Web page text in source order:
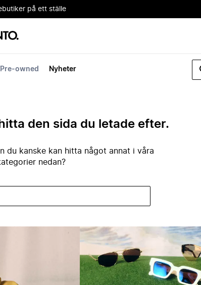
på ett ställe
owned Nyheter
den sida du letade efter.
du kanske kan hitta något annat i våra
nedan?